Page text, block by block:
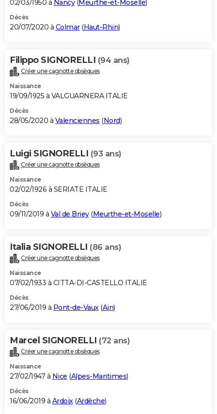
02/03/1950 à Nancy(Meurthe-et-Moselle)
Décès
20/07/2020 à Colmar(Haut-Rhin)
Filippo SIGNORELLI (94 ans)
Créer une cagnotte obsèques
Naissance
19/09/1925 à VALGUARNERA ITALIE
Décès
28/05/2020 à Valenciennes (Nord)
Luigi SIGNORELLI (93 ans)
Créer une cagnotte obsèques
Naissance
02/02/1926 à SERIATE ITALIE
Décès
09/11/2019 à Val de Briey(Meurthe-et-Moselle)
Italia SIGNORELLI (86 ans)
Créer une cagnotte obsèques
Naissance
07/02/1933 à CITTA-DI-CASTELLO ITALIE
Décès
27/06/2019 à Pont-de-Vaux(Ain)
Marcel SIGNORELLI (72 ans)
Créer une cagnotte obsèques
Naissance
27/02/1947 à Nice (Alpes-Maritimes)
Décès
16/06/2019 à Ardoix(Ardèche)